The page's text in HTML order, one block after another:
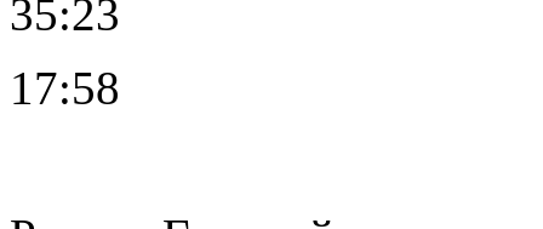
35:23
17:58